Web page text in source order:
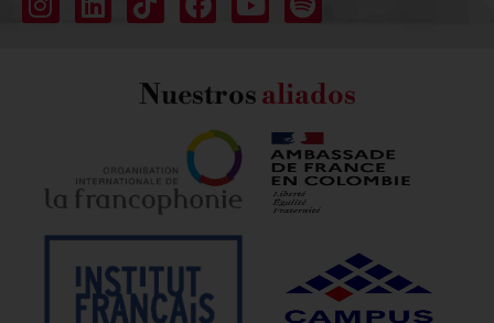
Nuestrosaliados